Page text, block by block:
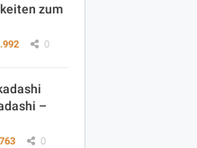
zum
0
–
0